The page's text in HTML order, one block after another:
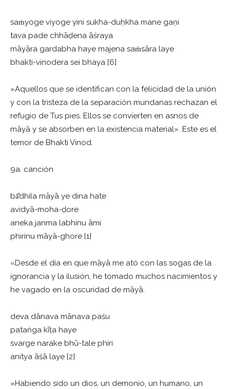
saṁyoge viyoge yini sukha-duḥkha mane gaṇi
tava pade chhāḍena āśraya
māyāra gardabha haye majena saṁsāra laye
bhakti-vinodera sei bhaya [6]
»Aquellos que se identifican con la felicidad de la unión
y con la tristeza de la separación mundanas rechazan el
refugio de Tus pies. Ellos se convierten en asnos de
māyā y se absorben en la existencia material». Este es el
temor de Bhakti Vinod.
9a. canción
bā̐dhila māyā ye dina hate
avidyā-moha-ḍore
aneka janma labhinu āmi
phirinu māyā-ghore [1]
«Desde el día en que māyā me ató con las sogas de la
ignorancia y la ilusión, he tomado muchos nacimientos y
he vagado en la oscuridad de māyā.
deva dānava mānava paśu
pataṅga kīṭa haye
svarge narake bhū-tale phiri
anitya āśā laye [2]
»Habiendo sido un dios, un demonio, un humano, un